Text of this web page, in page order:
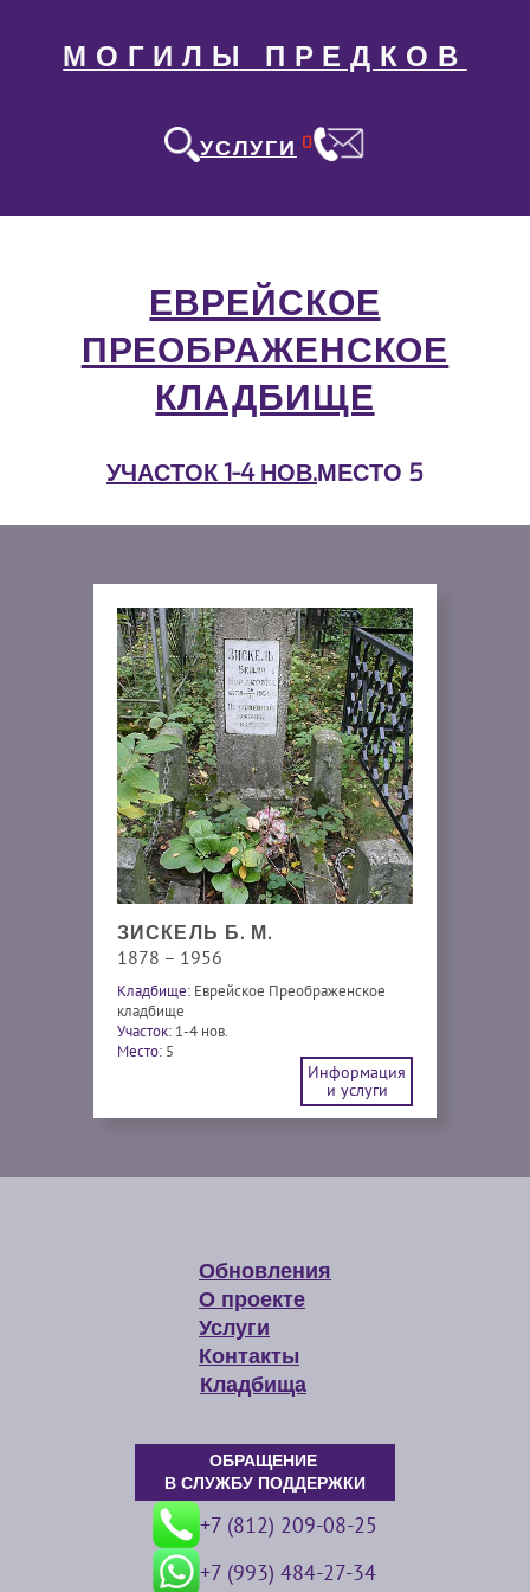
МОГИЛЫ ПРЕДКОВ
УСЛУГИ 0
ЕВРЕЙСКОЕ
ПРЕОБРАЖЕНСКОЕ
КЛАДБИЩЕ
УЧАСТОК 1-4 НОВ.МЕСТО 5
ЗИСКЕЛЬ Б. М.
1878 – 1956
Кладбище: Еврейское Преображенское
кладбище
Участок: 1-4 нов.
Место: 5
Информация
и услуги
Обновления
О проекте
Услуги
Контакты
Кладбища
ОБРАЩЕНИЕ
В СЛУЖБУ ПОДДЕРЖКИ
+7 (812) 209-08-25
+7 (993) 484-27-34